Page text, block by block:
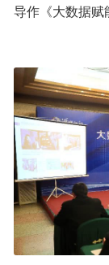
导作《大数据赋